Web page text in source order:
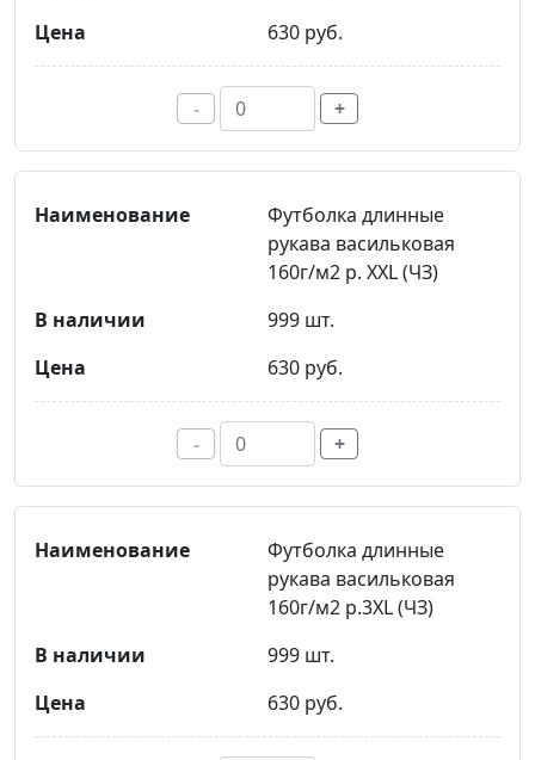
630 руб.
- +
Футболка длинные
рукава васильковая
160г/м2 р. XXL (ЧЗ)
999 шт.
630 руб.
- +
Футболка длинные
рукава васильковая
160г/м2 р.3XL (ЧЗ)
999 шт.
630 руб.